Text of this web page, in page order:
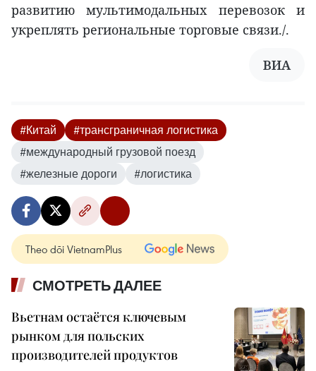
развитию мультимодальных перевозок и
укреплять региональные торговые связи./.
ВИА
#Китай
#трансграничная логистика
#международный грузовой поезд
#железные дороги
#логистика
Theo dõi VietnamPlus
СМОТРЕТЬ ДАЛЕЕ
Вьетнам остаётся ключевым
рынком для польских
производителей продуктов